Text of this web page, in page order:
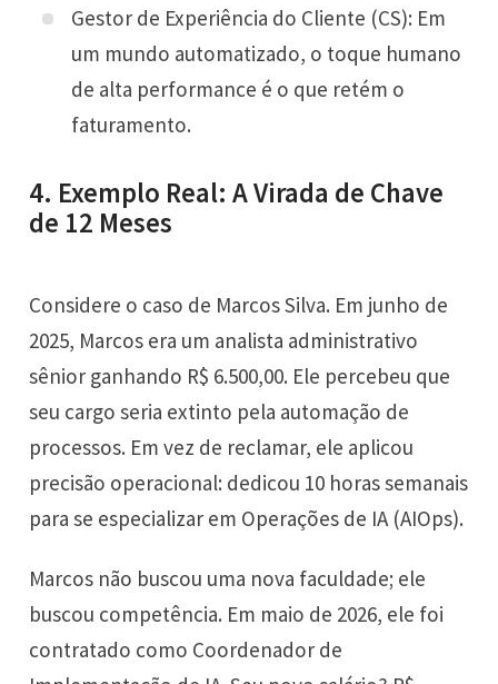
Gestor de Experiência do Cliente (CS): Em
um mundo automatizado, o toque humano
de alta performance é o que retém o
faturamento.
4. Exemplo Real: A Virada de Chave
de 12 Meses
Considere o caso de Marcos Silva. Em junho de
2025, Marcos era um analista administrativo
sênior ganhando R$ 6.500,00. Ele percebeu que
seu cargo seria extinto pela automação de
processos. Em vez de reclamar, ele aplicou
precisão operacional: dedicou 10 horas semanais
para se especializar em Operações de IA (AIOps).
Marcos não buscou uma nova faculdade; ele
buscou competência. Em maio de 2026, ele foi
contratado como Coordenador de